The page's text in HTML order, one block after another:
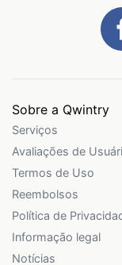
Sobre a Qwintry
Serviços
Avaliações de
Termos de Uso
Reembolsos
Política de
Informação legal
Notícias